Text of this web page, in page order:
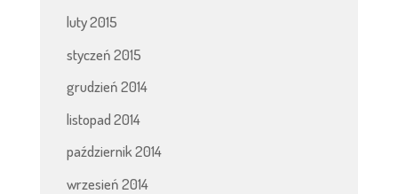
luty 2015
styczeń 2015
grudzień 2014
listopad 2014
październik 2014
wrzesień 2014